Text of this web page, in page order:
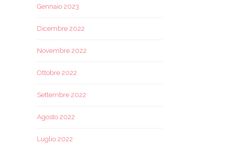
Gennaio 2023
Dicembre 2022
Novembre 2022
Ottobre 2022
Settembre 2022
Agosto 2022
Luglio 2022